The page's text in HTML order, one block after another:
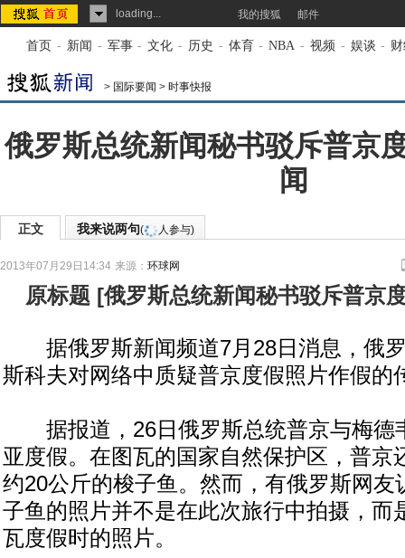
loading... 我的搜狐 邮件
首页 - 新闻 - 军事 - 文化 - 历史 - 体育 - NBA - 视频 - 娱谈 -
> 国际要闻 > 时事快报
俄罗斯总统新闻秘书驳斥普京
闻
正文 我来说两句( 人参与)
2013年07月29日14:34 来源： 环球网
原标题 [俄罗斯总统新闻秘书驳斥普京
据俄罗斯新闻频道7月28日消息，俄
斯科夫对网络中质疑普京度假照片作假的
据报道，26日俄罗斯总统普京与梅德
亚度假。在图瓦的国家自然保护区，普京
约20公斤的梭子鱼。然而，有俄罗斯网友
子鱼的照片并不是在此次旅行中拍摄，而
瓦度假时的照片。